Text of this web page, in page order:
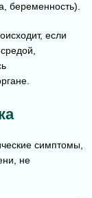
беременность).
если
симптомы,
не